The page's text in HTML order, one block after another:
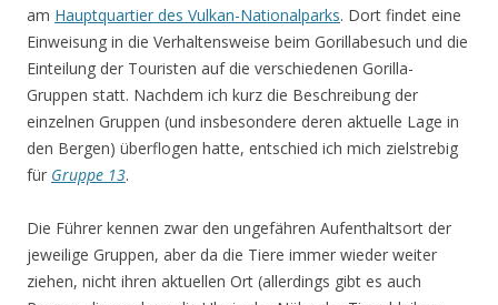
am Hauptquartier des Vulkan-Nationalparks. Dort findet eine
Einweisung in die Verhaltensweise beim Gorillabesuch und die
Einteilung der Touristen auf die verschiedenen Gorilla-
Gruppen statt. Nachdem ich kurz die Beschreibung der
einzelnen Gruppen (und insbesondere deren aktuelle Lage in
den Bergen) überflogen hatte, entschied ich mich zielstrebig
für Gruppe 13.
Die Führer kennen zwar den ungefähren Aufenthaltsort der
jeweilige Gruppen, aber da die Tiere immer wieder weiter
ziehen, nicht ihren aktuellen Ort (allerdings gibt es auch